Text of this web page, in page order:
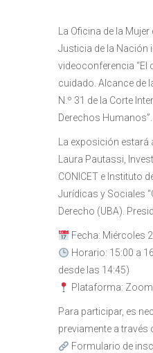
La Oficina de la
Justicia de la Nación
videoconferencia “El
cuidado. Alcance de
N.º 31 de la Corte
Derechos Humanos”.
La exposición estará
Laura Pautassi,
CONICET e Instituto
Jurídicas y Sociales
Derecho (UBA).
Fecha: Miércoles
Horario: 15:00 a
desde las 14:45)
Plataforma: Zoom
Para participar, es
previamente a través
Formulario de